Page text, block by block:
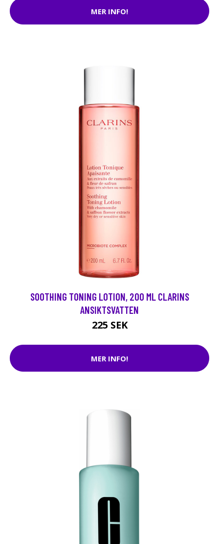
MER INFO!
SOOTHING TONING LOTION, 200 ML CLARINS
ANSIKTSVATTEN
225 SEK
MER INFO!